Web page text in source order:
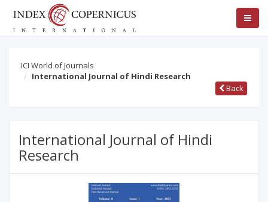
ICI World of Journals
International Journal of Hindi Research
Back
International Journal of Hindi
Research